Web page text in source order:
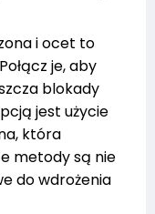
i ocet to
je, aby
blokady
jest użycie
która
metody są nie
do wdrożenia